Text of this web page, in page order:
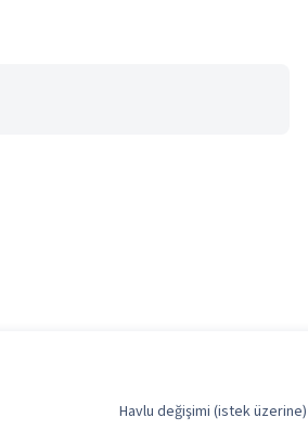
Havlu değişimi (istek üzerine)